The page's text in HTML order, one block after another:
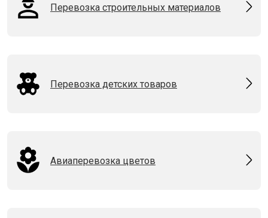
Перевозка строительных материалов
Перевозка детских товаров
Авиаперевозка цветов